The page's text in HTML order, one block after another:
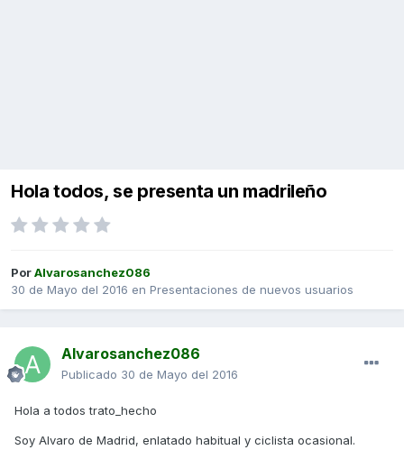
Hola todos, se presenta un madrileño
PorAlvarosanchez086
30 de Mayo del 2016 en Presentaciones de nuevos usuarios
Alvarosanchez086
Publicado 30 de Mayo del 2016
Hola a todos trato_hecho
Soy Alvaro de Madrid, enlatado habitual y ciclista ocasional.